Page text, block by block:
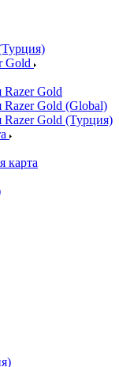
Gold
Gold
Gold (Global)
Gold (Турция)
карта